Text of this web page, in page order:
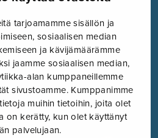
tarjoamamme sisällön ja
sosiaalisen median
ja kävijämäärämme
jaamme sosiaalisen median,
alan kumppaneillemme
sivustoamme. Kumppanimme
muihin tietoihin, joita olet
on kerätty, kun olet käyttänyt
palvelujaan.